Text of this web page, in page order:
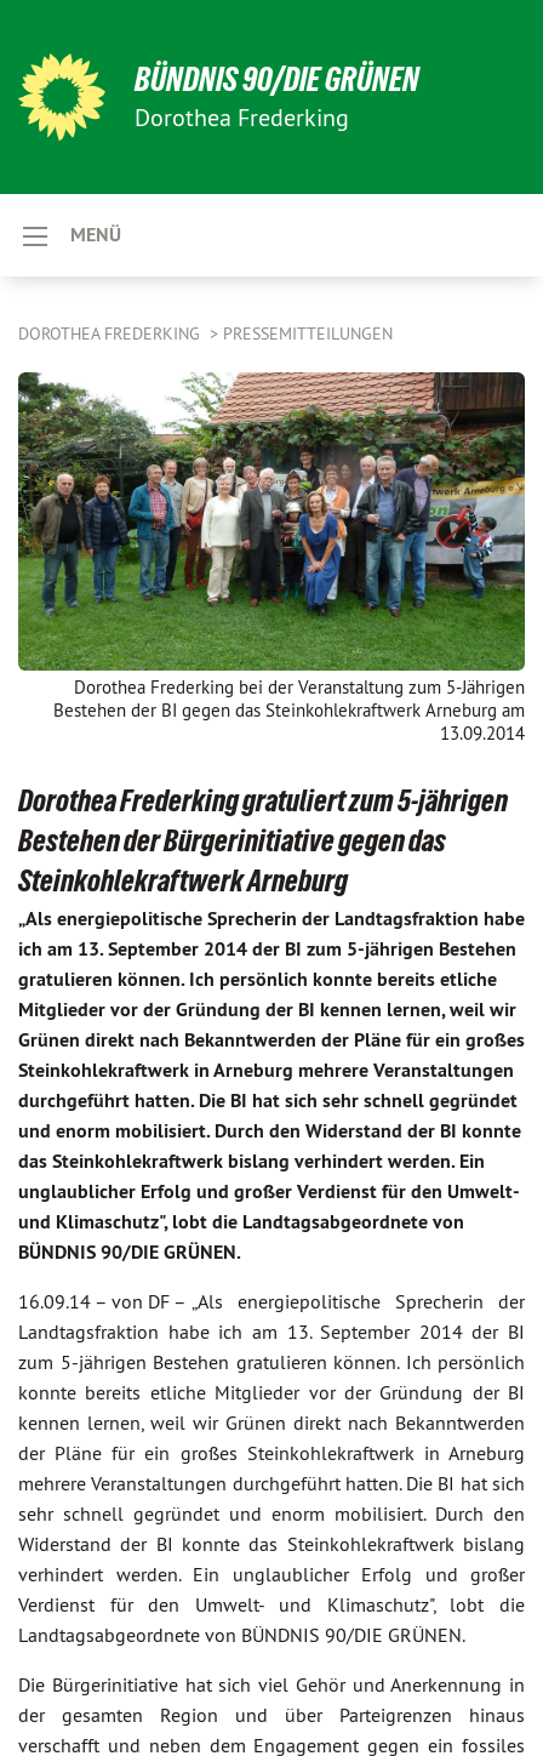
BÜNDNIS 90/DIE GRÜNEN
Dorothea Frederking
MENÜ
DOROTHEA FREDERKING PRESSEMITTEILUNGEN
Dorothea Frederking bei der Veranstaltung zum 5-Jährigen
Bestehen der BI gegen das Steinkohlekraftwerk Arneburg am
13.09.2014
Dorothea Frederking gratuliert zum 5-jährigen
Bestehen der Bürgerinitiative gegen das
Steinkohlekraftwerk Arneburg
„Als energiepolitische Sprecherin der Landtagsfraktion habe
ich am 13. September 2014 der BI zum 5-jährigen Bestehen
gratulieren können. Ich persönlich konnte bereits etliche
Mitglieder vor der Gründung der BI kennen lernen, weil wir
Grünen direkt nach Bekanntwerden der Pläne für ein großes
Steinkohlekraftwerk in Arneburg mehrere Veranstaltungen
durchgeführt hatten. Die BI hat sich sehr schnell gegründet
und enorm mobilisiert. Durch den Widerstand der BI konnte
das Steinkohlekraftwerk bislang verhindert werden. Ein
unglaublicher Erfolg und großer Verdienst für den Umwelt-
und Klimaschutz", lobt die Landtagsabgeordnete von
BÜNDNIS 90/DIE GRÜNEN.
16.09.14 – von DF – „Als energiepolitische Sprecherin der
Landtagsfraktion habe ich am 13. September 2014 der BI
zum 5-jährigen Bestehen gratulieren können. Ich persönlich
konnte bereits etliche Mitglieder vor der Gründung der BI
kennen lernen, weil wir Grünen direkt nach Bekanntwerden
der Pläne für ein großes Steinkohlekraftwerk in Arneburg
mehrere Veranstaltungen durchgeführt hatten. Die BI hat sich
sehr schnell gegründet und enorm mobilisiert. Durch den
Widerstand der BI konnte das Steinkohlekraftwerk bislang
verhindert werden. Ein unglaublicher Erfolg und großer
Verdienst für den Umwelt- und Klimaschutz", lobt die
Landtagsabgeordnete von BÜNDNIS 90/DIE GRÜNEN.
Die Bürgerinitiative hat sich viel Gehör und Anerkennung in
der gesamten Region und über Parteigrenzen hinaus
verschafft und neben dem Engagement gegen ein fossiles